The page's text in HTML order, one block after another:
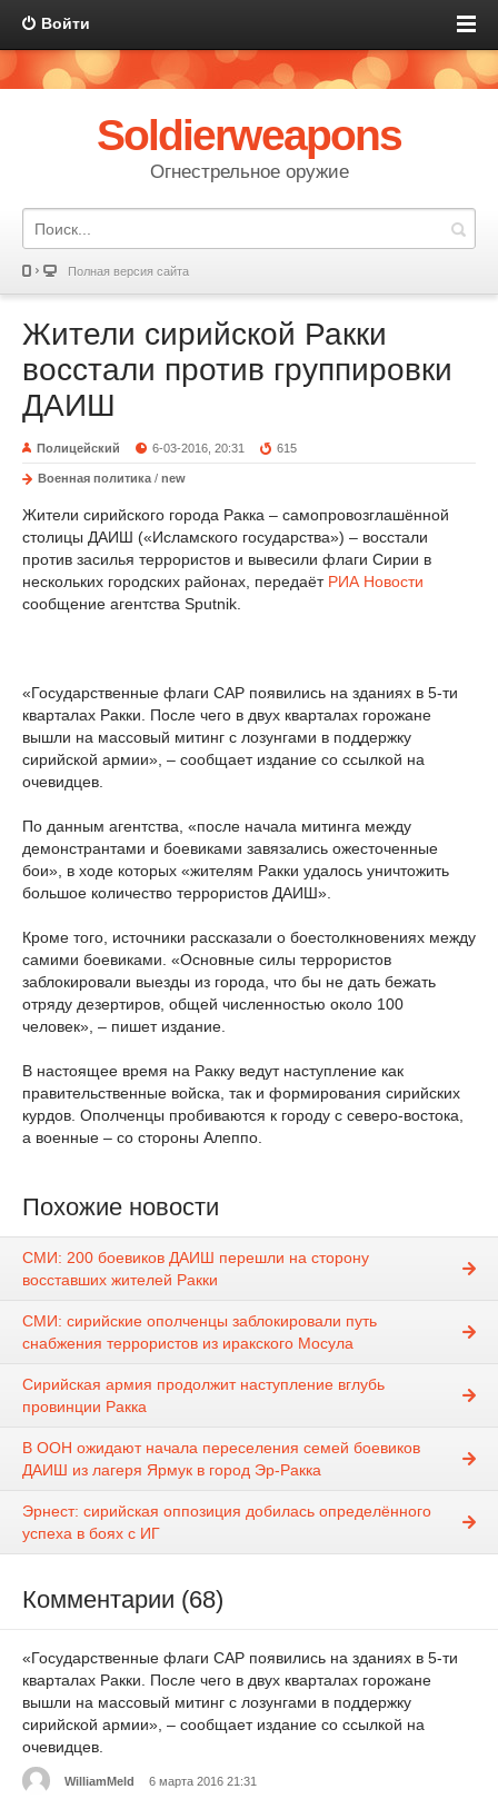
Войти
Soldierweapons
Огнестрельное оружие
Полная версия сайта
Жители сирийской Ракки
восстали против группировки
ДАИШ
Полицейский 6-03-2016, 20:31 615
Военная политика / new
Жители сирийского города Ракка – самопровозглашённой
столицы ДАИШ («Исламского государства») – восстали
против засилья террористов и вывесили флаги Сирии в
нескольких городских районах, передаёт РИА Новости
сообщение агентства Sputnik.
«Государственные флаги САР появились на зданиях в 5-ти
кварталах Ракки. После чего в двух кварталах горожане
вышли на массовый митинг с лозунгами в поддержку
сирийской армии», – сообщает издание со ссылкой на
очевидцев.
По данным агентства, «после начала митинга между
демонстрантами и боевиками завязались ожесточенные
бои», в ходе которых «жителям Ракки удалось уничтожить
большое количество террористов ДАИШ».
Кроме того, источники рассказали о боестолкновениях между
самими боевиками. «Основные силы террористов
заблокировали выезды из города, что бы не дать бежать
отряду дезертиров, общей численностью около 100
человек», – пишет издание.
В настоящее время на Ракку ведут наступление как
правительственные войска, так и формирования сирийских
курдов. Ополченцы пробиваются к городу с северо-востока,
а военные – со стороны Алеппо.
Похожие новости
СМИ: 200 боевиков ДАИШ перешли на сторону
восставших жителей Ракки
СМИ: сирийские ополченцы заблокировали путь
снабжения террористов из иракского Мосула
Сирийская армия продолжит наступление вглубь
провинции Ракка
В ООН ожидают начала переселения семей боевиков
ДАИШ из лагеря Ярмук в город Эр-Ракка
Эрнест: сирийская оппозиция добилась определённого
успеха в боях с ИГ
Комментарии (68)
«Государственные флаги САР появились на зданиях в 5-ти
кварталах Ракки. После чего в двух кварталах горожане
вышли на массовый митинг с лозунгами в поддержку
сирийской армии», – сообщает издание со ссылкой на
очевидцев.
WilliamMeld 6 марта 2016 21:31